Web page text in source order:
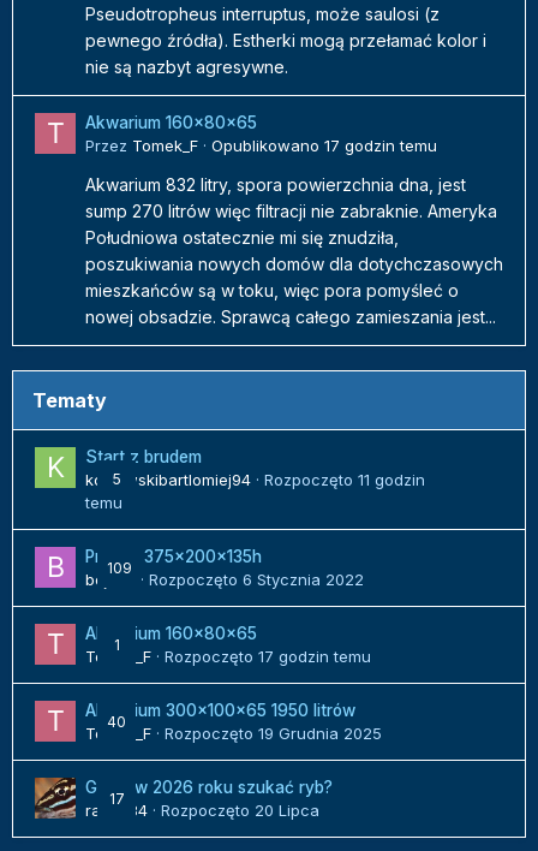
Pseudotropheus interruptus, może saulosi (z
pewnego źródła). Estherki mogą przełamać kolor i
nie są nazbyt agresywne.
Akwarium 160x80x65
Przez Tomek_F · Opublikowano 17 godzin temu
Akwarium 832 litry, spora powierzchnia dna, jest
sump 270 litrów więc filtracji nie zabraknie. Ameryka
Południowa ostatecznie mi się znudziła,
poszukiwania nowych domów dla dotychczasowych
mieszkańców są w toku, więc pora pomyśleć o
nowej obsadzie. Sprawcą całego zamieszania jest...
Tematy
5
Start z brudem
kozlowskibartlomiej94 · Rozpoczęto 11 godzin
temu
109
Projekt 375x200x135h
bojack
· Rozpoczęto 6 Stycznia 2022
1
Akwarium 160x80x65
Tomek_F · Rozpoczęto 17 godzin temu
40
Akwarium 300x100x65 1950 litrów
Tomek_F · Rozpoczęto 19 Grudnia 2025
17
Gdzie w 2026 roku szukać ryb?
radek84 · Rozpoczęto 20 Lipca